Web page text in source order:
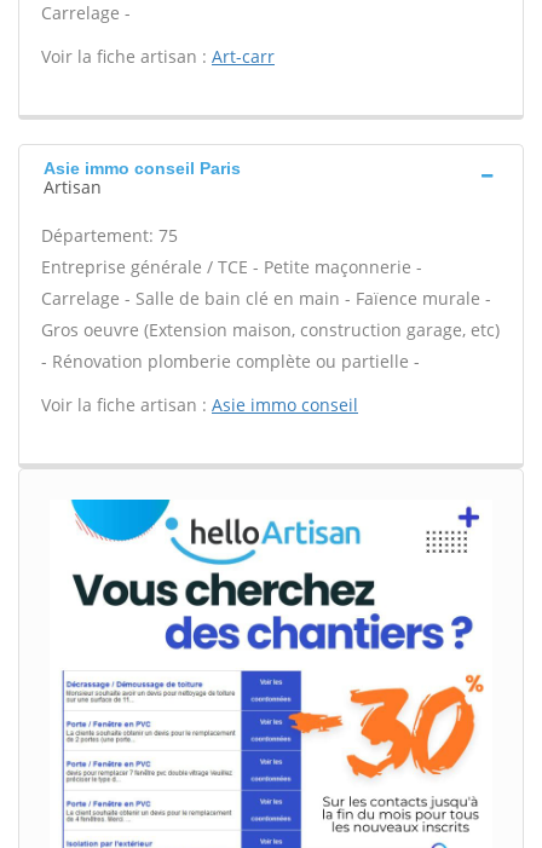
Carrelage -
Voir la fiche artisan : Art-carr
Asie immo conseil Paris
Artisan
Département: 75
Entreprise générale / TCE - Petite maçonnerie -
Carrelage - Salle de bain clé en main - Faïence murale -
Gros oeuvre (Extension maison, construction garage, etc)
- Rénovation plomberie complète ou partielle -
Voir la fiche artisan : Asie immo conseil